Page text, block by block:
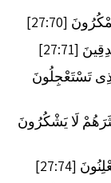
[27:70]
تَسْتَعْجِلُونَ
لَا يَشْكُرُونَ
[27:74]